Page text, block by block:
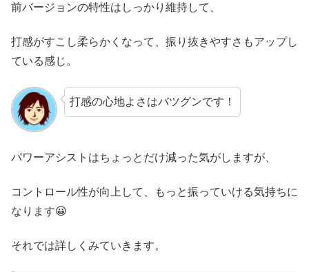
前バージョンの特性はしっかり維持して、
打感がすこし柔らかくなって、振り抜きやすさもアップし
ている感じ。
打感の心地よさはバツグンです！
パワーアシストはちょっとだけ減った気がしますが、
コントロール性が向上して、もっと振っていける気持ちに
なります😀
それでは詳しくみていきます。